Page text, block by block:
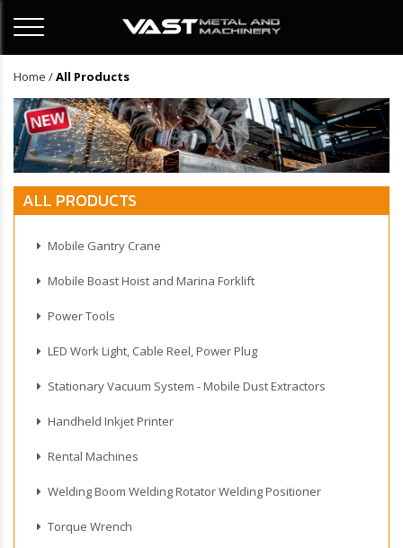
Home /All Products
ALL PRODUCTS
Mobile Gantry Crane
Mobile Boast Hoist and Marina Forklift
Power Tools
LED Work Light, Cable Reel, Power Plug
Stationary Vacuum System - Mobile Dust Extractors
Handheld Inkjet Printer
Rental Machines
Welding Boom Welding Rotator Welding Positioner
Torque Wrench